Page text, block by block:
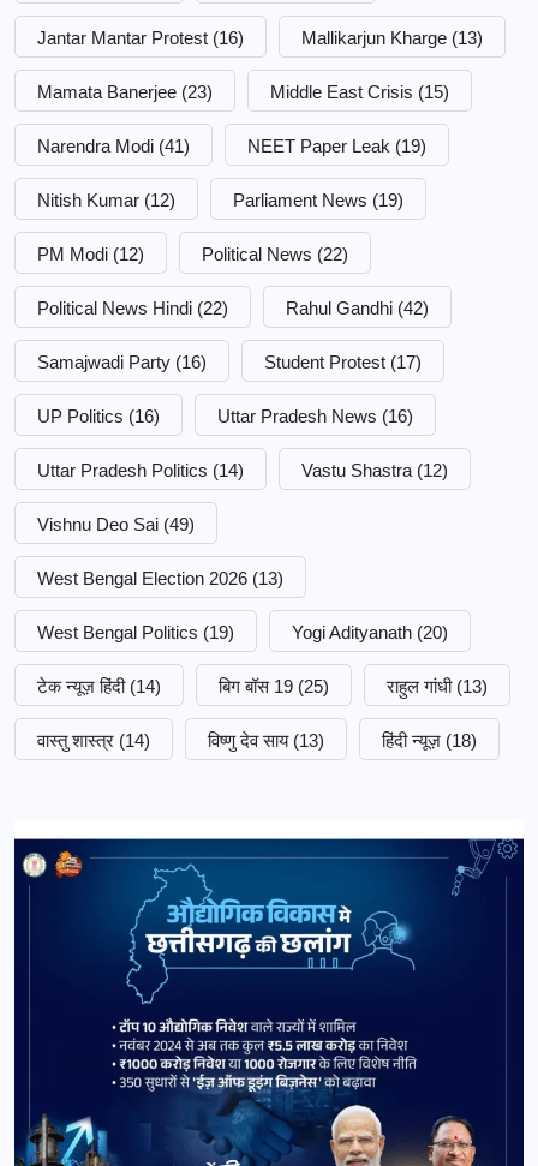
Jantar Mantar Protest (16) Mallikarjun Kharge (13)
Mamata Banerjee (23) Middle East Crisis (15)
Narendra Modi (41) NEET Paper Leak (19)
Nitish Kumar (12) Parliament News (19)
PM Modi (12) Political News (22)
Political News Hindi (22) Rahul Gandhi (42)
Samajwadi Party (16) Student Protest (17)
UP Politics (16) Uttar Pradesh News (16)
Uttar Pradesh Politics (14) Vastu Shastra (12)
Vishnu Deo Sai (49)
West Bengal Election 2026 (13)
West Bengal Politics (19) Yogi Adityanath (20)
टेक न्यूज़ हिंदी (14) बिग बॉस 19 (25) राहुल गांधी (13)
वास्तु शास्त्र (14) विष्णु देव साय (13) हिंदी न्यूज़ (18)